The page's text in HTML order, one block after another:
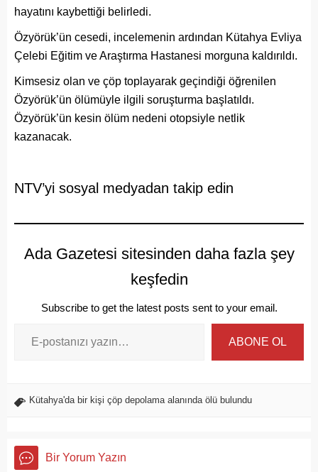
hayatını kaybettiği belirledi.
Özyörük’ün cesedi, incelemenin ardından Kütahya Evliya
Çelebi Eğitim ve Araştırma Hastanesi morguna kaldırıldı.
Kimsesiz olan ve çöp toplayarak geçindiği öğrenilen
Özyörük’ün ölümüyle ilgili soruşturma başlatıldı.
Özyörük’ün kesin ölüm nedeni otopsiyle netlik
kazanacak.
NTV’yi sosyal medyadan takip edin
Ada Gazetesi sitesinden daha fazla şey
keşfedin
Subscribe to get the latest posts sent to your email.
ABONE OL
Kütahya'da bir kişi çöp depolama alanında ölü bulundu
Bir Yorum Yazın